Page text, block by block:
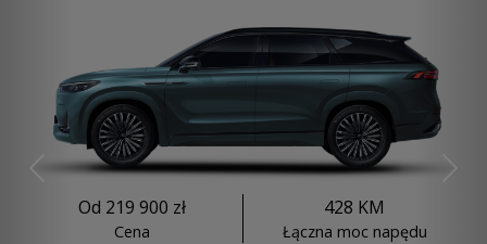
Od 219 900 zł
Cena
428 KM
Łączna moc napędu
Previous Next